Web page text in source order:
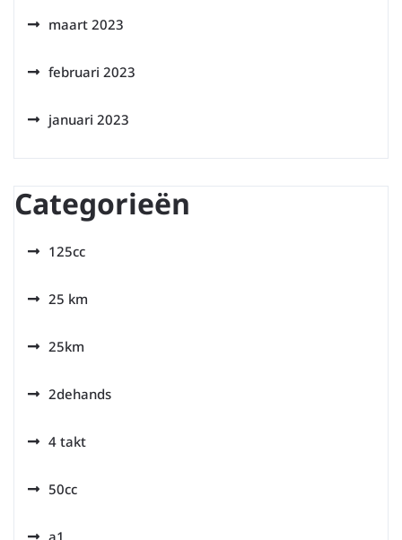
maart 2023
februari 2023
januari 2023
Categorieën
125cc
25 km
25km
2dehands
4 takt
50cc
a1